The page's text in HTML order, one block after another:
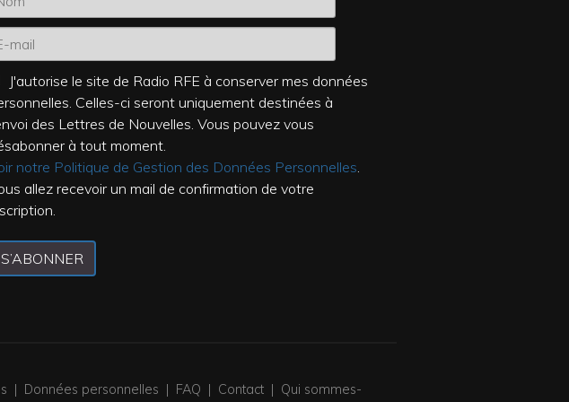
J'autorise le site de Radio RFE à conserver mes données
Celles-ci seront uniquement destinées à
des Lettres de Nouvelles. Vous pouvez vous
à tout moment.
notre Politique de Gestion des Données Personnelles.
allez recevoir un mail de confirmation de votre
S’ABONNER
| Données personnelles | FAQ | Contact | Qui sommes-